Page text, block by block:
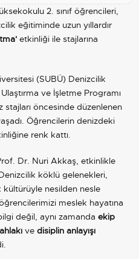
2. sınıf öğrencileri,
eğitiminde uzun yıllardır
etkinliği ile stajlarına
(SUBÜ) Denizcilik
ve İşletme Programı
stajları öncesinde düzenlenen
Öğrencilerin denizdeki
renk kattı.
Dr. Nuri Akkaş, etkinlikle
köklü gelenekleri,
kültürüyle nesilden nesle
meslek hayatına
değil, aynı zamanda ekip
ve disiplin anlayışı